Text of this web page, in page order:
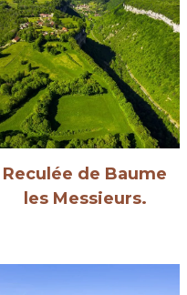
Reculée de Baume
les Messieurs.